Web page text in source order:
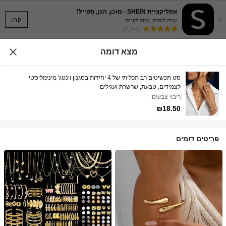
קחו ×
אפליקציית SHEIN - מוכן, הכן, סטייל!
שווה לנסות, שווה לקנות
(1,345)
מצא דומה
סט תכשיטים רב תכליתי של 4 יחידות בסגנון וינטג' מינימליסטי
לצמידים, טבעת, שרשרת ועגילים
ריבוי צבעים
₪18.50
פריטים דומים